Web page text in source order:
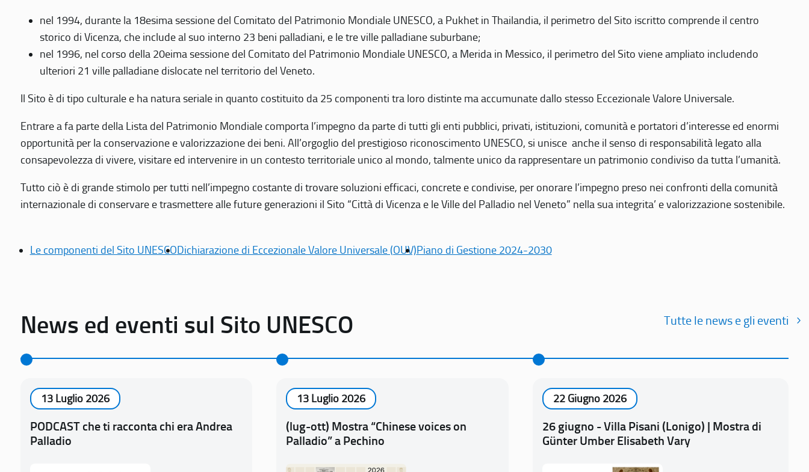
nel 1994, durante la 18esima sessione del Comitato del Patrimonio Mondiale UNESCO, a Pukhet in Thailandia, il perimetro del Sito iscritto comprende il centro
storico di Vicenza, che include al suo interno 23 beni palladiani, e le tre ville palladiane suburbane;
nel 1996, nel corso della 20eima sessione del Comitato del Patrimonio Mondiale UNESCO, a Merida in Messico, il perimetro del Sito viene ampliato includendo
ulteriori 21 ville palladiane dislocate nel territorio del Veneto.
Il Sito è di tipo culturale e ha natura seriale in quanto costituito da 25 componenti tra loro distinte ma accumunate dallo stesso Eccezionale Valore Universale.
Entrare a fa parte della Lista del Patrimonio Mondiale comporta l’impegno da parte di tutti gli enti pubblici, privati, istituzioni, comunità e portatori d’interesse ed enormi
opportunità per la conservazione e valorizzazione dei beni. All’orgoglio del prestigioso riconoscimento UNESCO, si unisce anche il senso di responsabilità legato alla
consapevolezza di vivere, visitare ed intervenire in un contesto territoriale unico al mondo, talmente unico da rappresentare un patrimonio condiviso da tutta l’umanità.
Tutto ciò è di grande stimolo per tutti nell’impegno costante di trovare soluzioni efficaci, concrete e condivise, per onorare l’impegno preso nei confronti della comunità
internazionale di conservare e trasmettere alle future generazioni il Sito “Città di Vicenza e le Ville del Palladio nel Veneto” nella sua integrita’ e valorizzazione sostenibile.
Le componenti del Sito UNESCODichiarazione di Eccezionale Valore Universale (OUV)Piano di Gestione 2024-2030
News ed eventi sul Sito UNESCO Tutte le news e gli eventi
13 Luglio 2026
PODCAST che ti racconta chi era Andrea
Palladio
13 Luglio 2026
(lug-ott) Mostra “Chinese voices on
Palladio” a Pechino
22 Giugno 2026
26 giugno - Villa Pisani (Lonigo) | Mostra di
Günter Umber Elisabeth Vary